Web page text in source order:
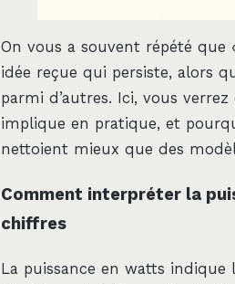
On vous a souvent répété que
idée reçue qui persiste, alors
parmi d’autres. Ici, vous
implique en pratique, et
nettoient mieux que des
Comment interpréter la
chiffres
La puissance en watts